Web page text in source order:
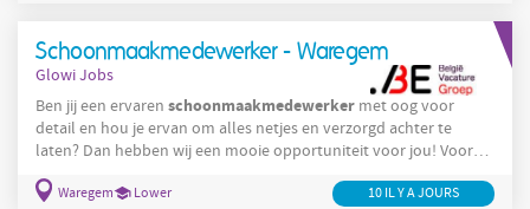
Schoonmaakmedewerker - Waregem
Glowi Jobs
Ben jij een ervaren schoonmaakmedewerker met oog voor
detail en hou je ervan om alles netjes en verzorgd achter te
laten? Dan hebben wij een mooie opportuniteit voor jou! Voor
een klant actief in de professionele
schoonmaakmedewerker
voor een vaste ronde in Waregem . De
Waregem Lower 10 IL Y A JOURS